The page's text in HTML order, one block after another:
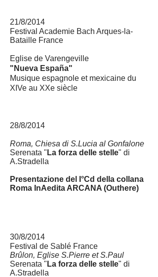
21/8/2014
Festival Academie Bach Arques-la-
Bataille France
Eglise de Varengeville
"Nueva España"
Musique espagnole et mexicaine du
XIVe au XXe siècle
28/8/2014
Roma, Chiesa di S.Lucia al Gonfalone
Serenata " La forza delle stelle" di
A.Stradella
Presentazione del I°Cd della collana
Roma InAedita ARCANA (Outhere)
30/8/2014
Festival de Sablé France
Brûlon, Eglise S.Pierre et S.Paul
Serenata " La forza delle stelle" di
A.Stradella